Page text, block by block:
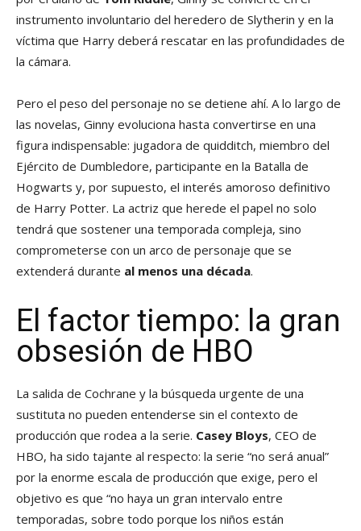
instrumento involuntario del heredero de Slytherin y en la
víctima que Harry deberá rescatar en las profundidades de
la cámara.
Pero el peso del personaje no se detiene ahí. A lo largo de
las novelas, Ginny evoluciona hasta convertirse en una
figura indispensable: jugadora de quidditch, miembro del
Ejército de Dumbledore, participante en la Batalla de
Hogwarts y, por supuesto, el interés amoroso definitivo
de Harry Potter. La actriz que herede el papel no solo
tendrá que sostener una temporada compleja, sino
comprometerse con un arco de personaje que se
extenderá durante al menos una década.
El factor tiempo: la gran
obsesión de HBO
La salida de Cochrane y la búsqueda urgente de una
sustituta no pueden entenderse sin el contexto de
producción que rodea a la serie. Casey Bloys, CEO de
HBO, ha sido tajante al respecto: la serie “no será anual”
por la enorme escala de producción que exige, pero el
objetivo es que “no haya un gran intervalo entre
temporadas, sobre todo porque los niños están